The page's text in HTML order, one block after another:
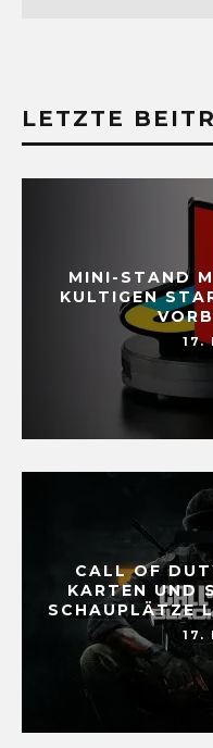
LETZTE
MINI-STAND
KULTIGEN
17.
CALL OF
KARTEN UND
SCHAUPLÄTZE
17.